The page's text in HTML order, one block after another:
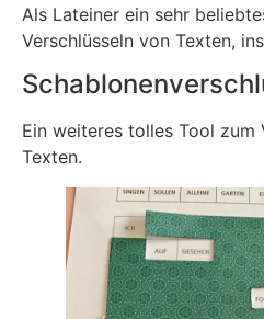
Als Lateiner ein sehr
Verschlüsseln von Texten,
Ein weiteres tolles Tool zum
Texten.